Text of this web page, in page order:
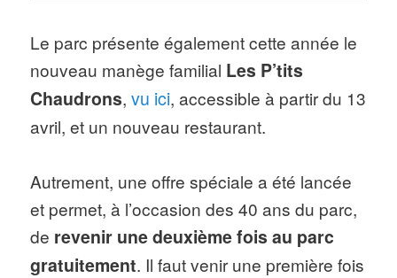
Le parc présente également cette année le
nouveau manège familial Les P’tits
Chaudrons,vu ici, accessible à partir du 13
avril, et un nouveau restaurant.
Autrement, une offre spéciale a été lancée
et permet, à l’occasion des 40 ans du parc,
de revenir une deuxième fois au parc
gratuitement. Il faut venir une première fois